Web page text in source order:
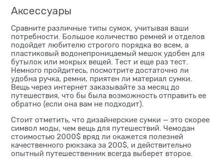
Аксессуары
Сравните различные типы сумок, учитывая ваши
потребности. Большое количество ремней и отделов
подойдет любителю строгого порядка во всем, а
пластиковый водонепроницаемый мешок удобен для
бутылок или мокрых вещей. Тест и еще раз тест.
Немного пройдитесь, посмотрите достаточно ли
удобна ручка, ремни, приятен ли материал сумки.
Вещь через интернет заказывайте за месяц до
путешествия, что бы была возможность отправить ее
обратно (если она вам не подходит).
Стоит отметить, что дизайнерские сумки — это скорее
символ моды, чем вещь для путешествий. Чемодан
стоимостью 2000$ вряд ли окажется полезней
качественного рюкзака за 200$, и действительно
опытный путешественник всегда выберет второе.